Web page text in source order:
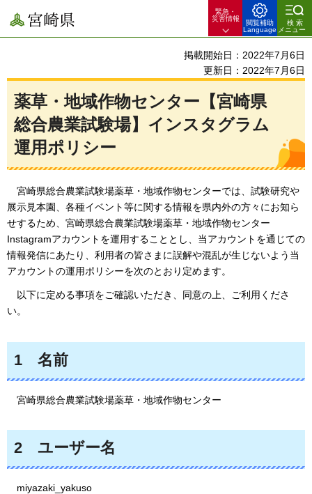
宮崎県
緊急・
災害情報
閲覧補助
Language
検索
メニュー
掲載開始日：2022年7月6日
更新日：2022年7月6日
薬草・地域作物センター【宮崎県
総合農業試験場】インスタグラム
運用ポリシー
宮崎県総合農業試験場薬草・地域作物センターでは、試験研究や
展示見本園、各種イベント等に関する情報を県内外の方々にお知ら
せするため、宮崎県総合農業試験場薬草・地域作物センター
Instagramアカウントを運用することとし、当アカウントを通じての
情報発信にあたり、利用者の皆さまに誤解や混乱が生じないよう当
アカウントの運用ポリシーを次のとおり定めます。
以下に定める事項をご確認いただき、同意の上、ご利用くださ
い。
1 名前
宮崎県総合農業試験場薬草・地域作物センター
2 ユーザー名
miyazaki_yakuso